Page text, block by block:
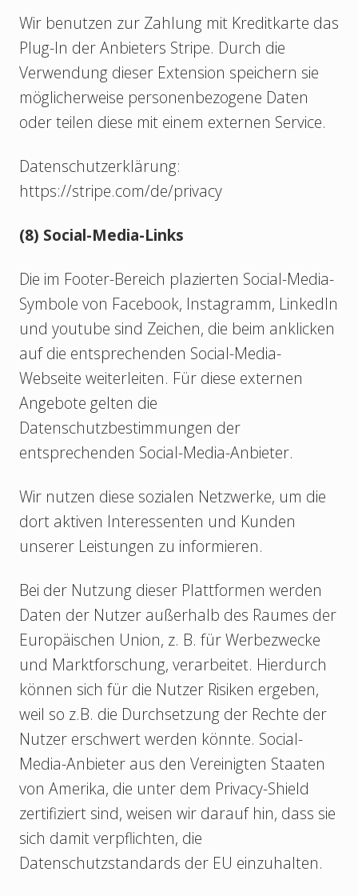
Wir benutzen zur Zahlung mit Kreditkarte das
Plug-In der Anbieters Stripe. Durch die
Verwendung dieser Extension speichern sie
möglicherweise personenbezogene Daten
oder teilen diese mit einem externen Service.
Datenschutzerklärung:
https://stripe.com/de/privacy
(8) Social-Media-Links
Die im Footer-Bereich plazierten Social-Media-
Symbole von Facebook, Instagramm, LinkedIn
und youtube sind Zeichen, die beim anklicken
auf die entsprechenden Social-Media-
Webseite weiterleiten. Für diese externen
Angebote gelten die
Datenschutzbestimmungen der
entsprechenden Social-Media-Anbieter.
Wir nutzen diese sozialen Netzwerke, um die
dort aktiven Interessenten und Kunden
unserer Leistungen zu informieren.
Bei der Nutzung dieser Plattformen werden
Daten der Nutzer außerhalb des Raumes der
Europäischen Union, z. B. für Werbezwecke
und Marktforschung, verarbeitet. Hierdurch
können sich für die Nutzer Risiken ergeben,
weil so z.B. die Durchsetzung der Rechte der
Nutzer erschwert werden könnte. Social-
Media-Anbieter aus den Vereinigten Staaten
von Amerika, die unter dem Privacy-Shield
zertifiziert sind, weisen wir darauf hin, dass sie
sich damit verpflichten, die
Datenschutzstandards der EU einzuhalten.